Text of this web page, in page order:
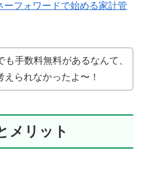
ーフォワードで始める家計管
も手数料無料があるなんて、
られなかったよ〜！
メリット